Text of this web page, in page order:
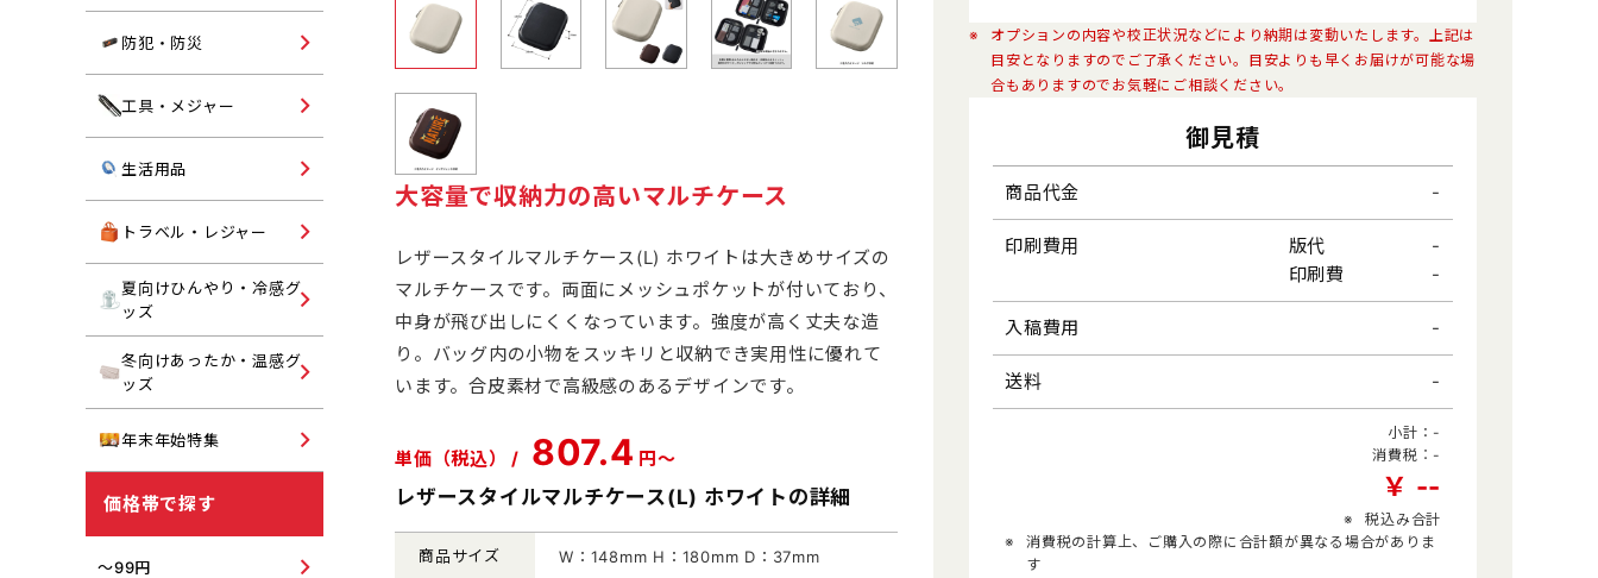
トラベル・レジャー 夏向けひんやり・冷感グッズ 冬向けあったか・温感グッズ
大容量で収納力の高いマルチケース
レザースタイルマルチケース(L) ホワイトは大きめサイズの
マルチケースです。両面にメッシュポケットが付いており、
中身が飛び出しにくくなっています。強度が高く丈夫な造
り。バッグ内の小物をスッキリと収納でき実用性に優れて
います。合皮素材で高級感のあるデザインです。
単価（税込） / 807.4 円～
レザースタイルマルチケース(L) ホワイトの詳細
商品サイズ W：148mm H：180mm D：37mm
オプションの内容や校正状況などにより納期は変動いたします。上記は
目安となりますのでご了承ください。目安よりも早くお届けが可能な場
合もありますのでお気軽にご相談ください。
御見積
商品代金 -
印刷費用 版代
-
印刷費
-
入稿費用 -
送料 -
小計：-
消費税：-
￥ --
税込み合計
消費税の計算上、ご購入の際に合計額が異なる場合がありま
す
ヘルスケア
防犯・防災
防犯グッズ・反射板
防災グッズ
工具・メジャー
生活用品 キッチン・ランドリー
入浴剤・バスグッズ
トイレットペーパー
トラベル・レジャー
レジャー用品
トラベルバッグ・レジャーバ
夏向けひんやり・冷感グ
ッズ
ハンディファン
折りたたみうちわ
紫外線対策グッズ
その他夏向けグッズ
冬向けあったか・温感グ
ッズ
ブランケット
USBウォーマー・USB加湿
その他冬向けグッズ
年末年始特集
価格帯で探す
～99円